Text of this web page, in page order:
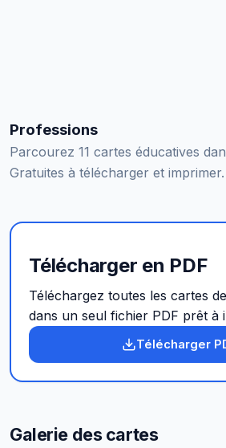
Professions
Parcourez 11 cartes éducatives
Gratuites à télécharger et imprimer.
Télécharger en PDF
Téléchargez toutes les cartes
dans un seul fichier PDF prêt à
Télécharger
Galerie des cartes